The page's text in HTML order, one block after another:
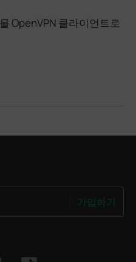
OpenVPN 클라이언트로
가입하기